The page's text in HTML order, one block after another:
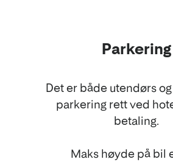
Parkering
Det er både utendørs
parkering rett ved
betaling.
Maks høyde på bil